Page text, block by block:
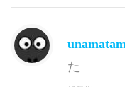
た